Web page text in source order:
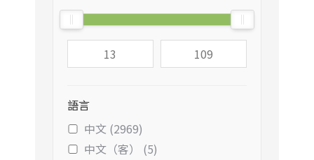
語言
中文 (2969)
中文（客） (5)